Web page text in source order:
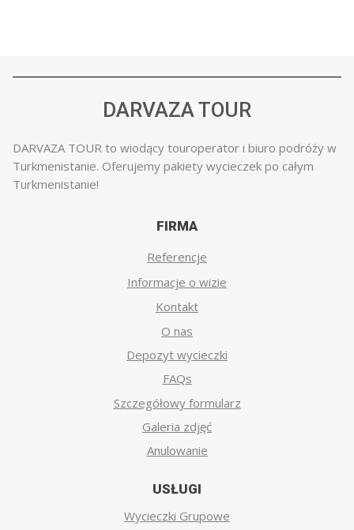
DARVAZA TOUR
DARVAZA TOUR to wiodący touroperator i biuro podróży w
Turkmenistanie. Oferujemy pakiety wycieczek po całym
Turkmenistanie!
FIRMA
Referencje
Informacje o wizie
Kontakt
O nas
Depozyt wycieczki
FAQs
Szczegółowy formularz
Galeria zdjęć
Anulowanie
USŁUGI
Wycieczki Grupowe